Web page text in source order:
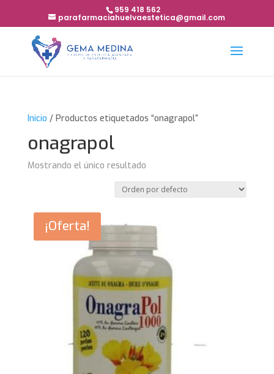
959 418 562
parafarmaciahuelvaestetica@gmail.com
Inicio / Productos etiquetados “onagrapol”
onagrapol
Mostrando el único resultado
¡Oferta!